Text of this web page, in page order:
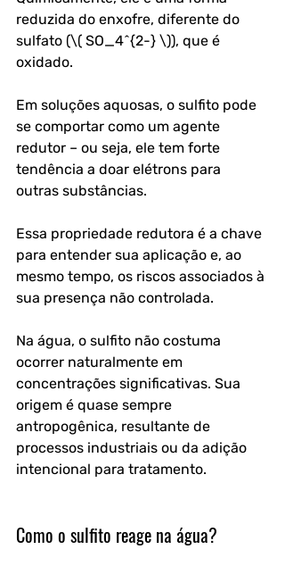
reduzida do enxofre, diferente do
sulfato (\( SO_4^{2-} \)), que é
oxidado.
Em soluções aquosas, o sulfito pode
se comportar como um agente
redutor – ou seja, ele tem forte
tendência a doar elétrons para
outras substâncias.
Essa propriedade redutora é a chave
para entender sua aplicação e, ao
mesmo tempo, os riscos associados à
sua presença não controlada.
Na água, o sulfito não costuma
ocorrer naturalmente em
concentrações significativas. Sua
origem é quase sempre
antropogênica, resultante de
processos industriais ou da adição
intencional para tratamento.
Como o sulfito reage na água?